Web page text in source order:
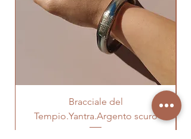
Bracciale del
Tempio.Yantra.Argento scuro